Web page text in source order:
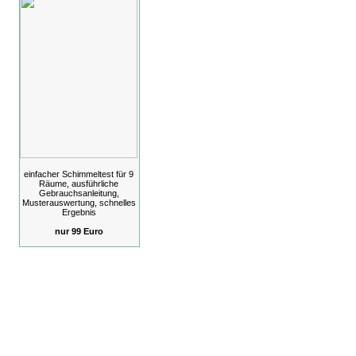
einfacher Schimmeltest für 9
Räume, ausführliche
Gebrauchsanleitung,
Musterauswertung, schnelles
Ergebnis
nur 99 Euro